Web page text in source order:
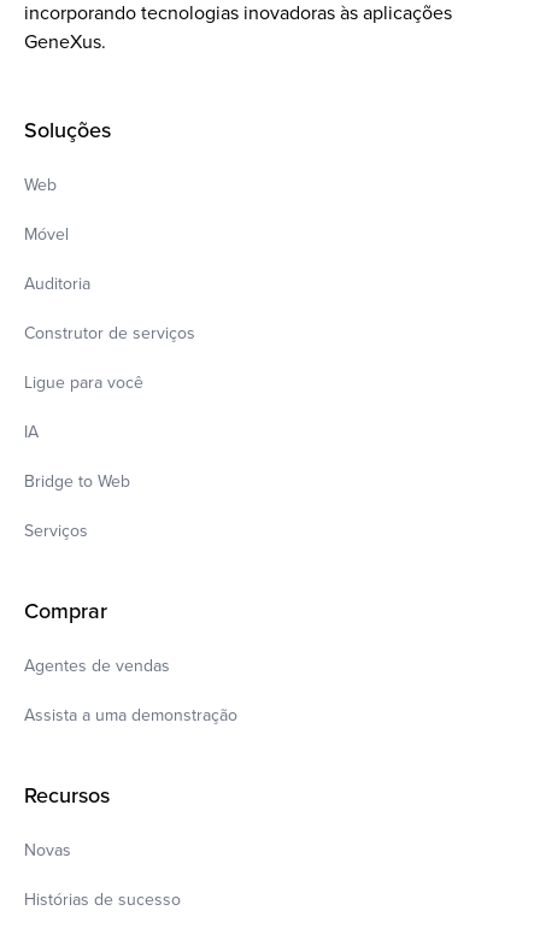
incorporando tecnologias inovadoras às aplicações
GeneXus.
Soluções
Web
Móvel
Auditoria
Construtor de serviços
Ligue para você
IA
Bridge to Web
Serviços
Comprar
Agentes de vendas
Assista a uma demonstração
Recursos
Novas
Histórias de sucesso